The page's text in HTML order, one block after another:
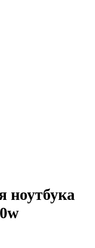
ноутбука